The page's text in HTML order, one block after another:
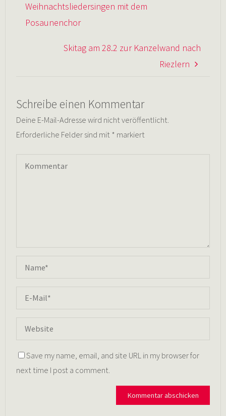
Weihnachtsliedersingen mit dem
Posaunenchor
Skitag am 28.2 zur Kanzelwand nach
Riezlern
Schreibe einen Kommentar
Deine E-Mail-Adresse wird nicht veröffentlicht.
Erforderliche Felder sind mit * markiert
Save my name, email, and site URL in my browser for
next time I post a comment.